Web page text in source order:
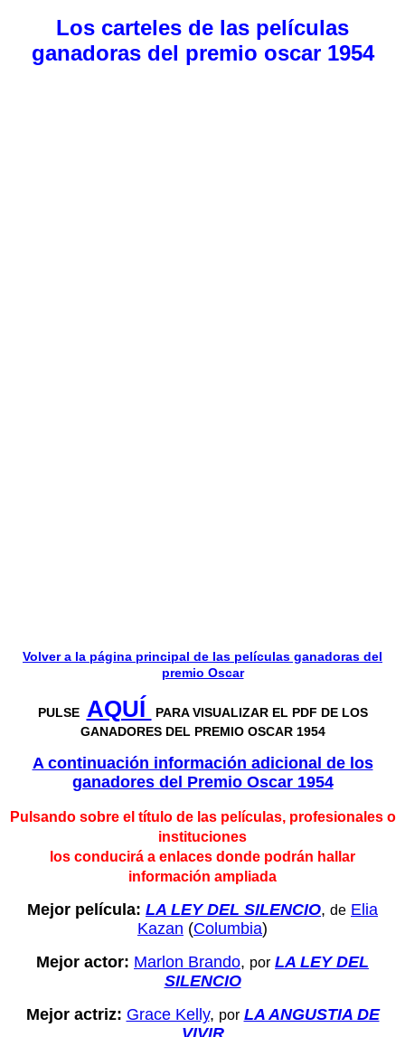
Los carteles de las películas
ganadoras del premio oscar 1954
Volver a la página principal de las películas ganadoras del
premio Oscar
PULSE AQUÍ
PARA VISUALIZAR EL PDF DE LOS
GANADORES DEL PREMIO OSCAR 1954
A continuación información adicional de los
ganadores del Premio Oscar 1954
Pulsando sobre el título de las películas, profesionales o
instituciones
los conducirá a enlaces donde podrán hallar
información ampliada
Mejor película: LA LEY DEL SILENCIO, de Elia
Kazan (Columbia)
Mejor actor: Marlon Brando, por LA LEY DEL
SILENCIO
Mejor actriz: Grace Kelly, por LA ANGUSTIA DE
VIVIR